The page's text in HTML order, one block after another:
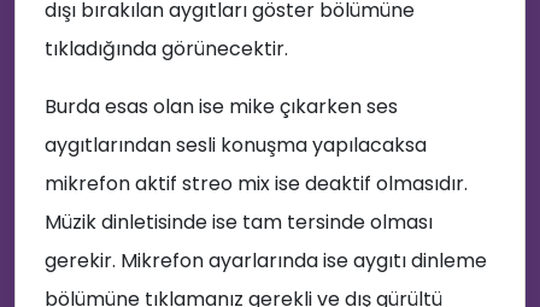
🔊
dışı bırakılan aygıtları göster bölümüne
tıkladığında görünecektir.
Burda esas olan ise mike çıkarken ses
aygıtlarından sesli konuşma yapılacaksa
mikrefon aktif streo mix ise deaktif olmasıdır.
Müzik dinletisinde ise tam tersinde olması
gerekir. Mikrefon ayarlarında ise aygıtı dinleme
bölümüne tıklamanız gerekli ve dış gürültü